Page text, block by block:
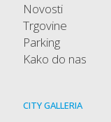
Novosti
Trgovine
Parking
Kako do nas
CITY GALLERIA